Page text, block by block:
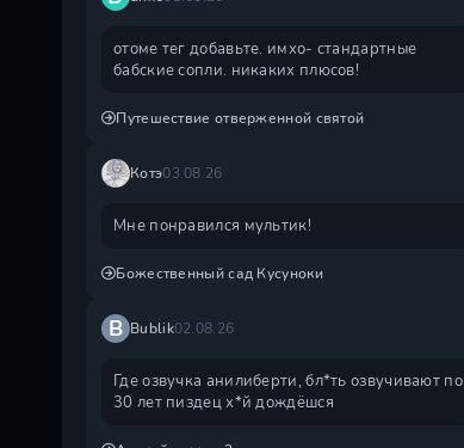
отоме тег добавьте. имхо- стандартные
бабские сопли. никаких плюсов!
Путешествие отверженной святой
Котэ03.08.26
Мне понравился мультик!
Божественный сад Кусуноки
B Bublik02.08.26
Где озвучка анилиберти, бл*ть озвучивают по
30 лет пиздец х*й дождëшся